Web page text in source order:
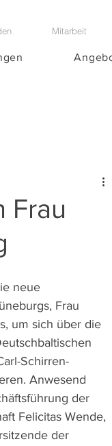
Mitarbeit
Frau
neue
Frau
um sich über die
Schirren-
Anwesend
der
Felicitas Wende,
der